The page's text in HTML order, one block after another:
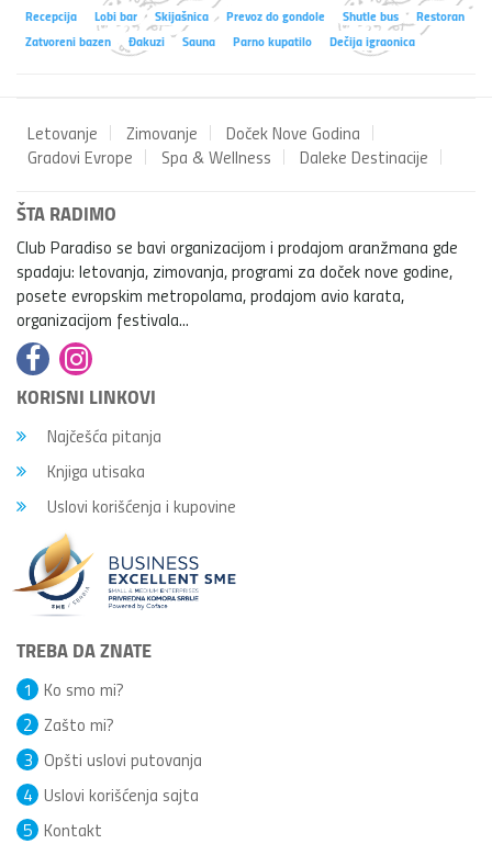
Recepcija Lobi bar Skijašnica Prevoz do gondole Shutle bus
Restoran
Zatvoreni bazen
Đakuzi Sauna Parno kupatilo Dečija igraonica
Letovanje Zimovanje
Doček Nove Godina
Gradovi Evrope
Spa & Wellness Daleke Destinacije
ŠTA RADIMO
Club Paradiso se bavi organizacijom i prodajom aranžmana gde
spadaju: letovanja, zimovanja, programi za doček nove godine,
posete evropskim metropolama, prodajom avio karata,
organizacijom festivala...
KORISNI LINKOVI
Najčešća pitanja
Knjiga utisaka
Uslovi korišćenja i kupovine
TREBA DA ZNATE
Ko smo mi?
1
Zašto mi?
2
Opšti uslovi putovanja
3
Uslovi korišćenja sajta
4
Kontakt
5